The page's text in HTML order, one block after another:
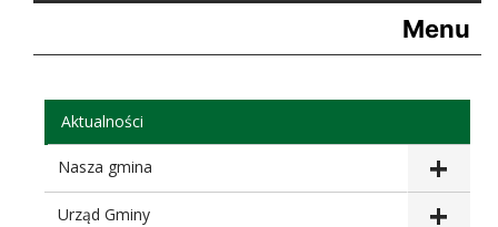
Menu
Aktualności
Nasza gmina
Urząd Gminy